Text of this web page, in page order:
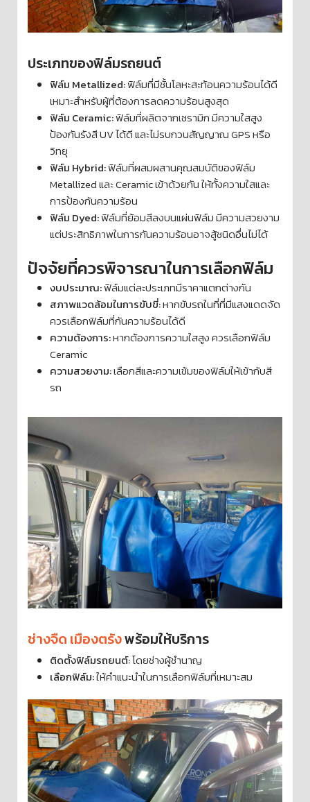
ประเภทของฟิล์มรถยนต์
ฟิล์ม Metallized:ฟิล์มที่มีชั้นโลหะสะท้อนความร้อนได้ดี
เหมาะสำหรับผู้ที่ต้องการลดความร้อนสูงสุด
ฟิล์ม Ceramic:ฟิล์มที่ผลิตจากเซรามิก มีความใสสูง
ป้องกันรังสี UV ได้ดี และไม่รบกวนสัญญาณ GPS หรือ
วิทยุ
ฟิล์ม Hybrid:ฟิล์มที่ผสมผสานคุณสมบัติของฟิล์ม
Metallized และ Ceramic เข้าด้วยกัน ให้ทั้งความใสและ
การป้องกันความร้อน
ฟิล์ม Dyed:ฟิล์มที่ย้อมสีลงบนแผ่นฟิล์ม มีความสวยงาม
แต่ประสิทธิภาพในการกันความร้อนอาจสู้ชนิดอื่นไม่ได้
ปัจจัยที่ควรพิจารณาในการเลือกฟิล์ม
งบประมาณ:ฟิล์มแต่ละประเภทมีราคาแตกต่างกัน
สภาพแวดล้อมในการขับขี่:หากขับรถในที่ที่มีแสงแดดจัด
ควรเลือกฟิล์มที่กันความร้อนได้ดี
ความต้องการ:หากต้องการความใสสูง ควรเลือกฟิล์ม
Ceramic
ความสวยงาม:เลือกสีและความเข้มของฟิล์มให้เข้ากับสี
รถ
ช่างจืด เมืองตรังพร้อมให้บริการ
ติดตั้งฟิล์มรถยนต์:โดยช่างผู้ชำนาญ
เลือกฟิล์ม:ให้คำแนะนำในการเลือกฟิล์มที่เหมาะสม